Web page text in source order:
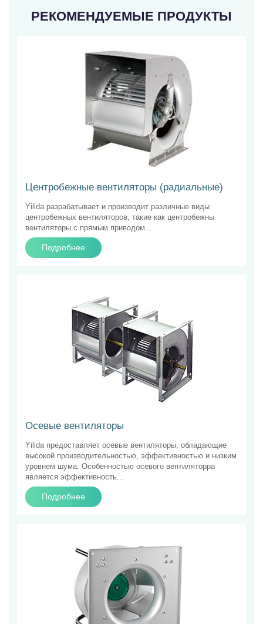
РЕКОМЕНДУЕМЫЕ ПРОДУКТЫ
Центробежные вентиляторы (радиальные)
Yilida разрабатывает и производит различные виды
центробежных вентиляторов, такие как центробежны
вентиляторы с прямым приводом...
Подробнее
Осевые вентиляторы
Yilida предоставляет осевые вентиляторы, обладающие
высокой производительностью, эффективностью и низким
уровнем шума. Особенностью осевого вентиляторра
является эффективность...
Подробнее